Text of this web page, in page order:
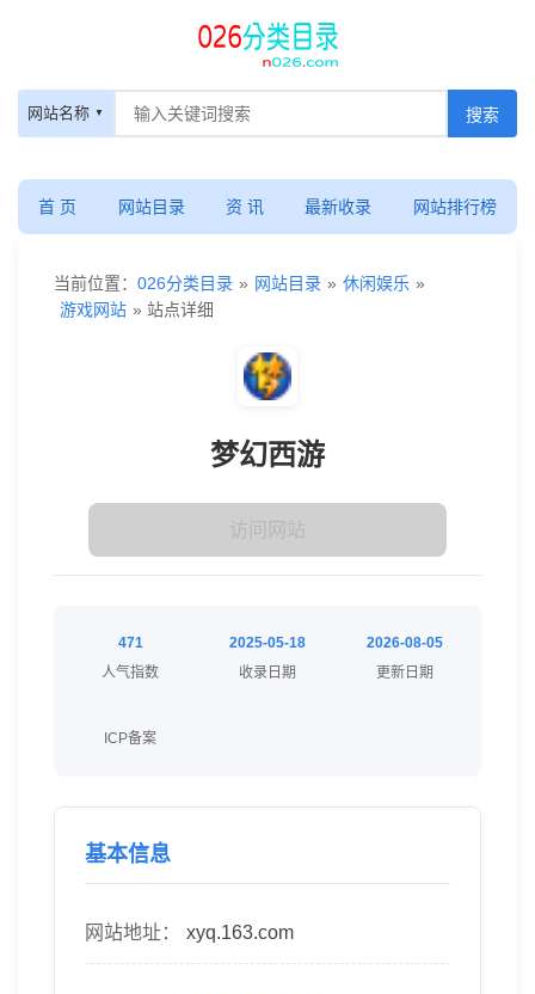
网站名称
首 页 网站目录 资 讯 最新收录 网站排行榜
当前位置： 026分类目录 » 网站目录 » 休闲娱乐 »
游戏网站 » 站点详细
梦幻西游
访问网站
471
人气指数
2025-05-18
收录日期
2026-08-05
更新日期
ICP备案
基本信息
网站地址： xyq.163.com